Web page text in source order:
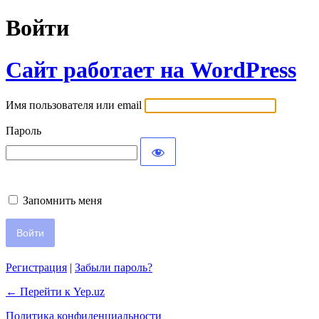
Войти
Сайт работает на WordPress
Имя пользователя или email
Пароль
Запомнить меня
Регистрация | Забыли пароль?
← Перейти к Yep.uz
Политика конфиденциальности